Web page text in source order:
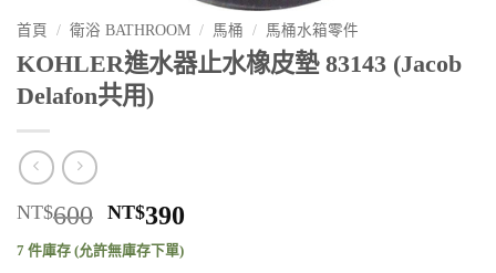
首頁 / 衛浴 BATHROOM / 馬桶 / 馬桶水箱零件
KOHLER進水器止水橡皮墊 83143 (Jacob
Delafon共用)
NT$600 原
始
NT$390
7 件庫存 (允許無庫存下單)